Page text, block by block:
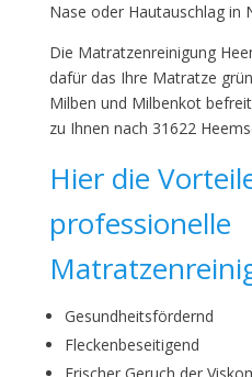
Nase oder Hautauschlag in
Die Matratzenreinigung
dafür das Ihre Matratze
Milben und Milbenkot
zu Ihnen nach 31622
Hier die
professionelle
Gesundheitsfördernd
Fleckenbeseitigend